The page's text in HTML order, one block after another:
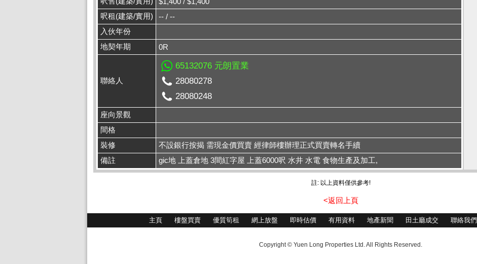
呎租(建築/實用)
-- / --
入伙年份
地契年期
0R
聯絡人
65132076 元朗置業
28080278
28080248
座向景觀
間格
裝修
不設銀行按揭 需現金價買賣 經律師樓辦理正式買賣轉名手續
備註
gic地 上蓋倉地 3間紅字屋 上蓋6000呎 水井 水電 食物生產及加工,
註: 以上資料僅供參考!
<返回上頁
主頁 樓盤買賣 優質筍租 網上放盤 即時估價 有用資料 地產新聞 田土廳成交 聯絡我們
Copyright © Yuen Long Properties Ltd. All Rights Reserved.